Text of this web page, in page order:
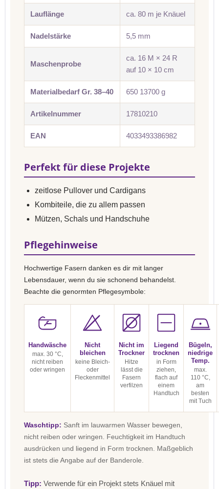
Lauflänge ca. 80 m je Knäuel
Nadelstärke 5,5 mm
Maschenprobe
ca. 16 M × 24 R
auf 10 × 10 cm
Materialbedarf Gr. 38–40 650 13700 g
Artikelnummer 17810210
EAN 4033493386982
Perfekt für diese Projekte
zeitlose Pullover und Cardigans
Kombiteile, die zu allem passen
Mützen, Schals und Handschuhe
Pflegehinweise
Hochwertige Fasern danken es dir mit langer
Lebensdauer, wenn du sie schonend behandelst.
Beachte die genormten Pflegesymbole:
Handwäsche
max. 30 °C,
nicht reiben
oder wringen
Nicht
bleichen
keine Bleich-
oder
Fleckenmittel
Nicht im
Trockner
Hitze
lässt die
Fasern
verfilzen
Liegend
trocknen
in Form
ziehen,
flach auf
einem
Handtuch
Bügeln,
niedrige
Temp.
max.
110 °C,
am
besten
mit Tuch
Waschtipp: Sanft im lauwarmen Wasser bewegen,
nicht reiben oder wringen. Feuchtigkeit im Handtuch
ausdrücken und liegend in Form trocknen. Maßgeblich
ist stets die Angabe auf der Banderole.
Tipp: Verwende für ein Projekt stets Knäuel mit